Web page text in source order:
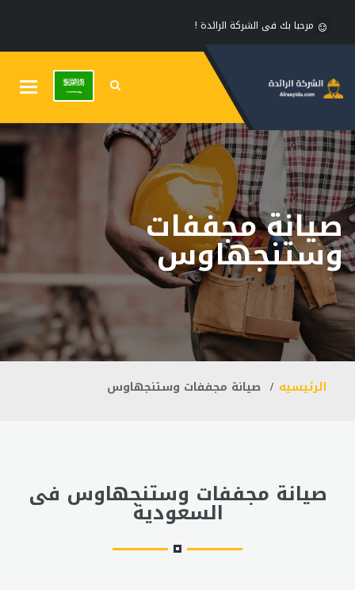
مرحبا بك فى الشركة الرائدة !
صيانة مجففات
وستنجهاوس
الرئيسيه صيانة مجففات وستنجهاوس
صيانة مجففات وستنجهاوس فى
السعودية